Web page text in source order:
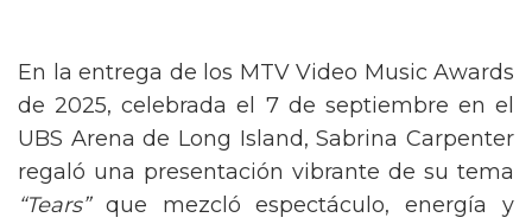
En la entrega de los MTV Video Music Awards
de 2025, celebrada el 7 de septiembre en el
UBS Arena de Long Island, Sabrina Carpenter
regaló una presentación vibrante de su tema
“Tears”que mezcló espectáculo, energía y